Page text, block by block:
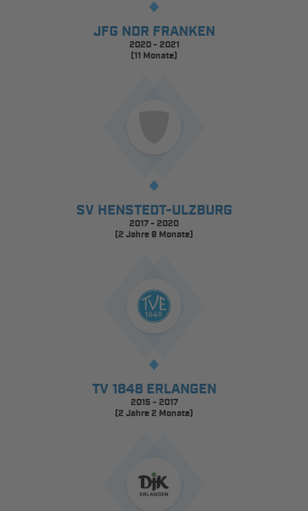
JFG NDR FRANKEN
2020 - 2021
(11 Monate)
SV HENSTEDT-ULZBURG
2017 - 2020
(2 Jahre 9 Monate)
TV 1848 ERLANGEN
2015 - 2017
(2 Jahre 2 Monate)